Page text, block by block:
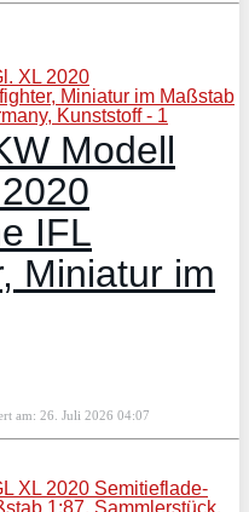
Modell
IFL
Miniatur im
am: 26. Juli 2026 04:07